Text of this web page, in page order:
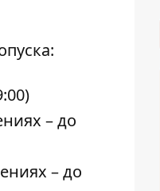
– до
– до